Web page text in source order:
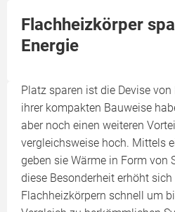
Flachheizkörper
Energie
Platz sparen ist die Devise
ihrer kompakten Bauweise
aber noch einen weiteren
vergleichsweise hoch. Mittels
geben sie Wärme in Form von
diese Besonderheit erhöht
Flachheizkörpern schnell um